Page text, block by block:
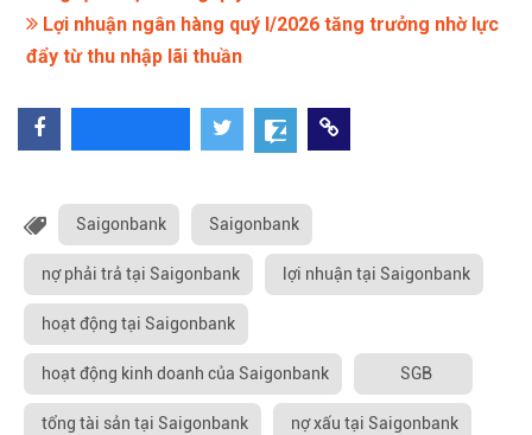
Lợi nhuận ngân hàng quý I/2026 tăng trưởng nhờ lực
đẩy từ thu nhập lãi thuần
Saigonbank Saigonbank
nợ phải trả tại Saigonbank lợi nhuận tại Saigonbank
hoạt động tại Saigonbank
hoạt động kinh doanh của Saigonbank SGB
tổng tài sản tại Saigonbank nợ xấu tại Saigonbank